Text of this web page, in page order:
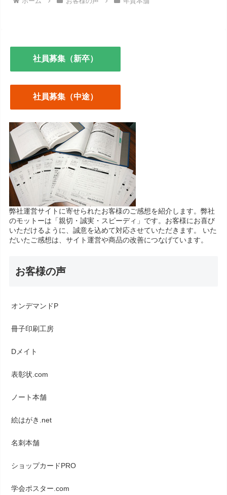
社員募集（新卒）
社員募集（中途）
弊社運営サイトに寄せられたお客様のご感想を紹介します。弊社
のモットーは「親切・誠実・スピーディ」です。お客様にお喜び
いただけるように、誠意を込めて対応させていただきます。 いた
だいたご感想は、サイト運営や商品の改善につなげています。
お客様の声
オンデマンドP
冊子印刷工房
Dメイト
表彰状.com
ノート本舗
絵はがき.net
名刺本舗
ショップカードPRO
学会ポスター.com